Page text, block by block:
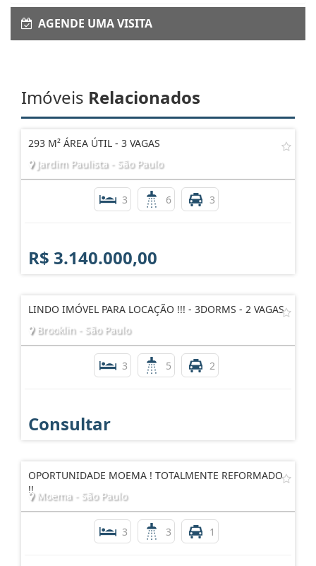
AGENDE UMA VISITA
Imóveis Relacionados
293 M² ÁREA ÚTIL - 3 VAGAS
Jardim Paulista - São Paulo
3 6 3
R$ 3.140.000,00
LINDO IMÓVEL PARA LOCAÇÃO !!! - 3DORMS - 2 VAGAS
Brooklin - São Paulo
3 5 2
Consultar
OPORTUNIDADE MOEMA ! TOTALMENTE REFORMADO
!!Moema - São Paulo
3 3 1